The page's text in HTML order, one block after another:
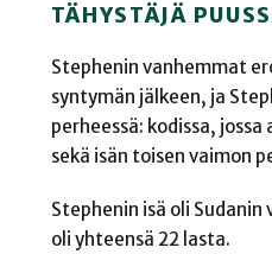
TÄHYSTÄJÄ
Stephenin vanhemmat
syntymän jälkeen, ja
perheessä: kodissa,
sekä isän toisen vaimon
Stephenin isä oli
oli yhteensä 22 lasta.